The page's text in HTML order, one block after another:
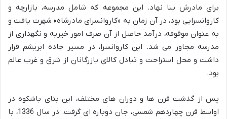
برای مادرش بنا نهاد. این مجموعه که شامل مدرسه، بازارچه و
کاروانسرایی بود، در آن زمان به «کاروانسرای مادرشاه» شهرت یافت و
به عنوان موقوفه، درآمد حاصل از آن صرف امور خیریه و نگهداری از
مدرسه مجاور می شد. این کاروانسرا، در مسیر جاده ابریشم قرار
داشت و محل استراحت و تبادل کالای بازرگانان از شرق و غرب عالم
بود.
پس از گذشت قرن ها و دوران های مختلف، این بنای باشکوه در
اواسط قرن چهاردهم شمسی، جان دوباره ای گرفت. در سال 1336، با